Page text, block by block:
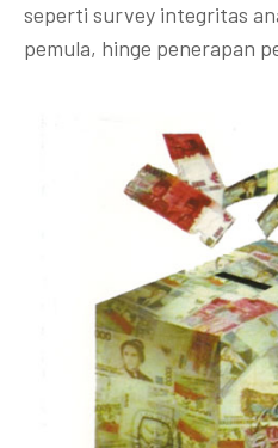
seperti survey integritas
pemula, hinge penerapan